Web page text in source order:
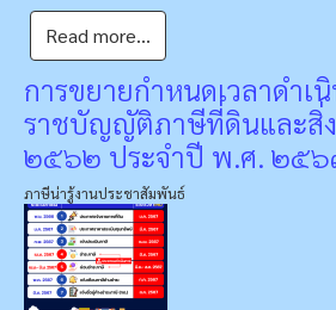
Read more...
การขยายกำหนดเวลาดำเ
ราชบัญญัติภาษีที่ดินและสิ่
๒๕๖๒ ประจำปี พ.ศ. ๒๕
ภาษีน่ารู้งานประชาสัมพันธ์